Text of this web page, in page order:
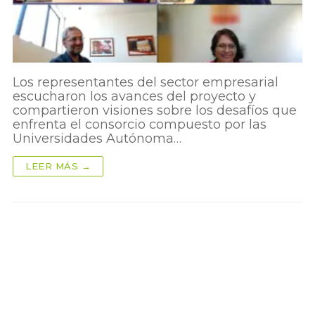
Los representantes del sector empresarial
escucharon los avances del proyecto y
compartieron visiones sobre los desafíos que
enfrenta el consorcio compuesto por las
Universidades Autónoma…
LEER MÁS →